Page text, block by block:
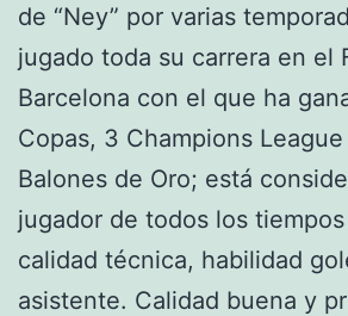
de “Ney” por varias
jugado toda su carrera en el
Barcelona con el que ha
Copas, 3 Champions
Balones de Oro; está
jugador de todos los
calidad técnica, habilidad
asistente. Calidad buena y